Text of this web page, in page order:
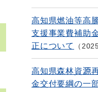
高知県燃油等高
支援事業費補助
正について
高知県森林資源
金交付要綱の一